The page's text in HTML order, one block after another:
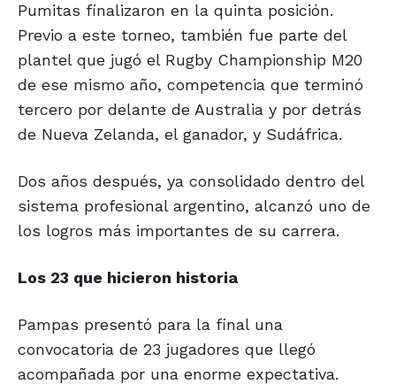
Pumitas finalizaron en la quinta posición.
Previo a este torneo, también fue parte del
plantel que jugó el Rugby Championship M20
de ese mismo año, competencia que terminó
tercero por delante de Australia y por detrás
de Nueva Zelanda, el ganador, y Sudáfrica.
Dos años después, ya consolidado dentro del
sistema profesional argentino, alcanzó uno de
los logros más importantes de su carrera.
Los 23 que hicieron historia
Pampas presentó para la final una
convocatoria de 23 jugadores que llegó
acompañada por una enorme expectativa.